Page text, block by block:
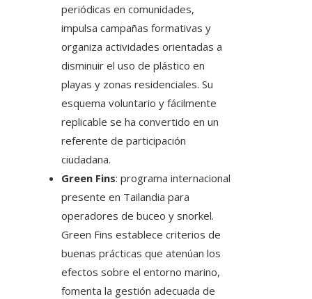
periódicas en comunidades,
impulsa campañas formativas y
organiza actividades orientadas a
disminuir el uso de plástico en
playas y zonas residenciales. Su
esquema voluntario y fácilmente
replicable se ha convertido en un
referente de participación
ciudadana.
Green Fins: programa internacional
presente en Tailandia para
operadores de buceo y snorkel.
Green Fins establece criterios de
buenas prácticas que atenúan los
efectos sobre el entorno marino,
fomenta la gestión adecuada de